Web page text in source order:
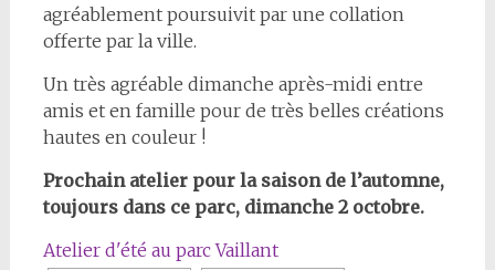
agréablement poursuivit par une collation
offerte par la ville.
Un très agréable dimanche après-midi entre
amis et en famille pour de très belles créations
hautes en couleur !
Prochain atelier pour la saison de l’automne,
toujours dans ce parc, dimanche 2 octobre.
Atelier d'été au parc Vaillant